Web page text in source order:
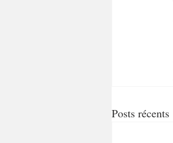
Posts récents